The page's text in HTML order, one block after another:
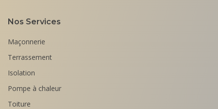
Nos Services
Maçonnerie
Terrassement
Isolation
Pompe à chaleur
Toiture